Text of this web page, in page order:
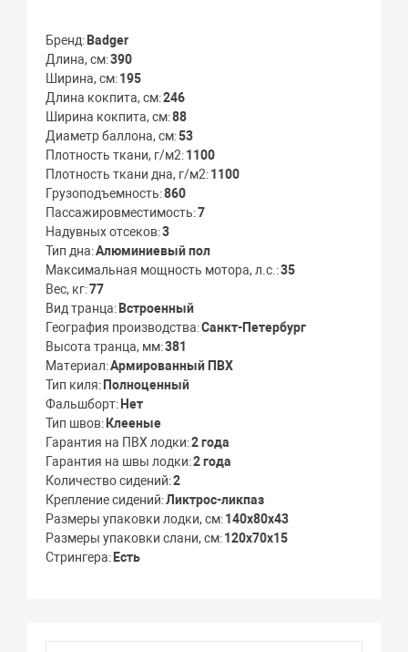
Бренд Badger
Длина, см 390
Ширина, см 195
Длина кокпита, см 246
Ширина кокпита, см 88
Диаметр баллона, см 53
Плотность ткани, г/м2 1100
Плотность ткани дна, г/м2 1100
Грузоподъемность 860
Пассажировместимость 7
Надувных отсеков 3
Тип дна Алюминиевый пол
Максимальная мощность мотора, л.с. 35
Вес, кг 77
Вид транца Встроенный
География производства Санкт-Петербург
Высота транца, мм 381
Материал Армированный ПВХ
Тип киля Полноценный
Фальшборт Нет
Тип швов Клееные
Гарантия на ПВХ лодки 2 года
Гарантия на швы лодки 2 года
Количество сидений 2
Крепление сидений Ликтрос-ликпаз
Размеры упаковки лодки, см 140х80х43
Размеры упаковки слани, см 120х70х15
Стрингера Есть